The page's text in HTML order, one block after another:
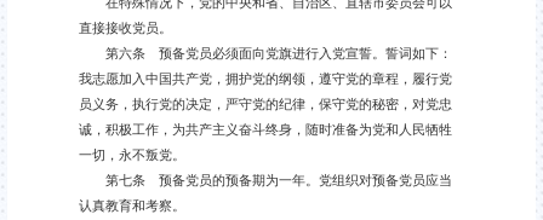
直接接收党员。
第六条 预备党员必须面向党旗进行入党宣誓。誓词如下：
我志愿加入中国共产党，拥护党的纲领，遵守党的章程，履行党
员义务，执行党的决定，严守党的纪律，保守党的秘密，对党忠
诚，积极工作，为共产主义奋斗终身，随时准备为党和人民牺牲
一切，永不叛党。
第七条 预备党员的预备期为一年。党组织对预备党员应当
认真教育和考察。